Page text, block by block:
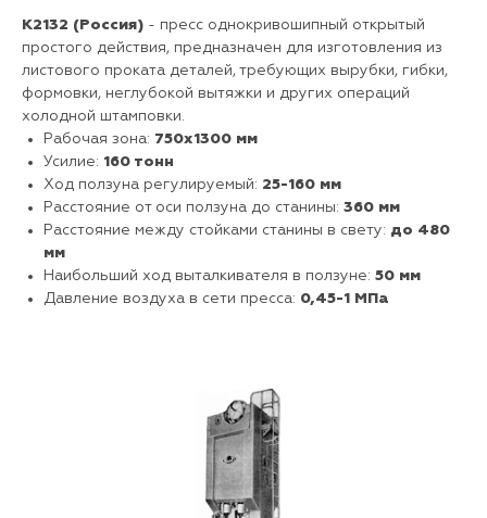
К2132 (Россия) - пресс однокривошипный открытый
простого действия, предназначен для изготовления из
листового проката деталей, требующих вырубки, гибки,
формовки, неглубокой вытяжки и других операций
холодной штамповки.
Рабочая зона: 750х1300 мм
Усилие: 160 тонн
Ход ползуна регулируемый: 25-160 мм
Расстояние от оси ползуна до станины: 360 мм
Расстояние между стойками станины в свету: до 480
мм
Наибольший ход выталкивателя в ползуне: 50 мм
Давление воздуха в сети пресса: 0,45-1 МПа